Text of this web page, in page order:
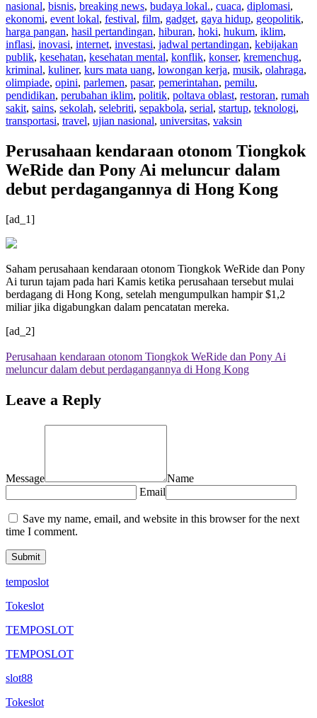
nasional, bisnis, breaking news, budaya lokal., cuaca, diplomasi,
ekonomi, event lokal, festival, film, gadget, gaya hidup, geopolitik,
harga pangan, hasil pertandingan, hiburan, hoki, hukum, iklim,
inflasi, inovasi, internet, investasi, jadwal pertandingan, kebijakan
publik, kesehatan, kesehatan mental, konflik, konser, kremenchug,
kriminal, kuliner, kurs mata uang, lowongan kerja, musik, olahraga,
olimpiade, opini, parlemen, pasar, pemerintahan, pemilu,
pendidikan, perubahan iklim, politik, poltava oblast, restoran, rumah
sakit, sains, sekolah, selebriti, sepakbola, serial, startup, teknologi,
transportasi, travel, ujian nasional, universitas, vaksin
Perusahaan kendaraan otonom Tiongkok
WeRide dan Pony Ai meluncur dalam
debut perdagangannya di Hong Kong
[ad_1]
Saham perusahaan kendaraan otonom Tiongkok WeRide dan Pony
Ai turun tajam pada hari Kamis ketika perusahaan tersebut mulai
berdagang di Hong Kong, setelah mengumpulkan hampir $1,2
miliar jika digabungkan dalam pencatatan mereka.
[ad_2]
Perusahaan kendaraan otonom Tiongkok WeRide dan Pony Ai
meluncur dalam debut perdagangannya di Hong Kong
Leave a Reply
Message
Name
Email
Save my name, email, and website in this browser for the next
time I comment.
temposlot
Tokeslot
TEMPOSLOT
TEMPOSLOT
slot88
Tokeslot